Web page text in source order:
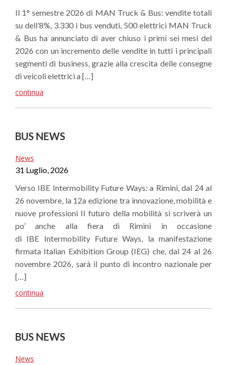
Il 1° semestre 2026 di MAN Truck & Bus: vendite totali
su dell’8%, 3.330 i bus venduti, 500 elettrici MAN Truck
& Bus ha annunciato di aver chiuso i primi sei mesi del
2026 con un incremento delle vendite in tutti i principali
segmenti di business, grazie alla crescita delle consegne
di veicoli elettrici a […]
continua
BUS NEWS
News
31 Luglio, 2026
Verso IBE Intermobility Future Ways: a Rimini, dal 24 al
26 novembre, la 12a edizione tra innovazione, mobilità e
nuove professioni Il futuro della mobilità si scriverà un
po’ anche alla fiera di Rimini in occasione
di IBE Intermobility Future Ways, la manifestazione
firmata Italian Exhibition Group (IEG) che, dal 24 al 26
novembre 2026, sarà il punto di incontro nazionale per
[…]
continua
BUS NEWS
News